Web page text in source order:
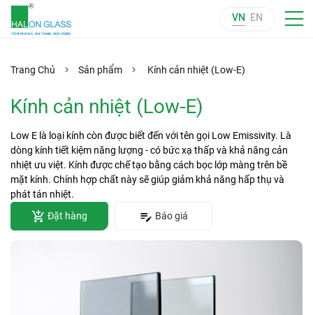
VN EN
Trang Chủ Sản phẩm Kính cản nhiệt (Low-E)
Kính cản nhiệt (Low-E)
Low E là loại kính còn được biết đến với tên gọi Low Emissivity. Là
dòng kính tiết kiệm năng lượng - có bức xạ thấp và khả năng cản
nhiệt ưu việt. Kính được chế tạo bằng cách bọc lớp màng trên bề
mặt kính. Chính hợp chất này sẽ giúp giảm khả năng hấp thụ và
phát tán nhiệt.
Đặt hàng
Báo giá